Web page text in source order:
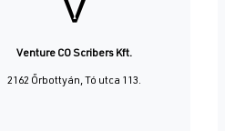
Venture CO Scribers Kft.
2162 Őrbottyán, Tó utca 113.